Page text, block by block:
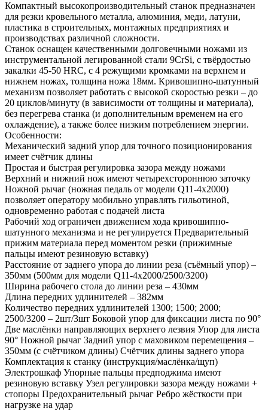
Компактный высокопроизводительный станок предназначен
для резки кровельного металла, алюминия, меди, латуни,
пластика в строительных, монтажных предприятиях и
производствах различной сложности.
Станок оснащен качественными долговечными ножами из
инструментальной легированной стали 9CrSi, с твёрдостью
закалки 45-50 HRC, с 4 режущими кромками на верхнем и
нижнем ножах, толщина ножа 18мм. Кривошипно-шатунный
механизм позволяет работать с высокой скоростью резки – до
20 циклов/минуту (в зависимости от толщины и материала),
без перегрева станка (и дополнительным временем на его
охлаждение), а также более низким потреблением энергии.
Особенности:
Механический задний упор для точного позиционирования
имеет счётчик длины
Простая и быстрая регулировка зазора между ножами
Верхний и нижний нож имеют четырехстороннюю заточку
Ножной рычаг (ножная педаль от модели Q11-4x2000)
позволяет оператору мобильно управлять гильотиной,
одновременно работая с подачей листа
Рабочий ход ограничен движением хода кривошипно-
шатунного механизма и не регулируется Предварительный
прижим материала перед моментом резки (прижимные
пальцы имеют резиновую вставку)
Расстояние от заднего упора до линии реза (съёмный упор) –
350мм (500мм для модели Q11-4x2000/2500/3200)
Ширина рабочего стола до линии реза – 430мм
Длина передних удлинителей – 382мм
Количество передних удлинителей 1300; 1500; 2000;
2500/3200 – 2шт/3шт Боковой упор для фиксации листа по 90°
Две маслёнки направляющих верхнего лезвия Упор для листа
90° Ножной рычаг Задний упор с маховиком перемещения –
350мм (с счётчиком длины) Счётчик длины заднего упора
Комплектация к станку (инструкция/маслёнка/щуп)
Электрошкаф Упорные пальцы предподжима имеют
резиновую вставку Узел регулировки зазора между ножами +
стопоры Предохранительный рычаг Ребро жёсткости при
нагрузке на удар